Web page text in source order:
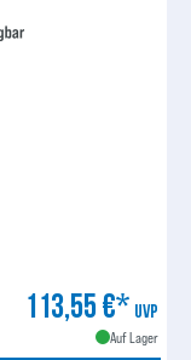
113,55 €* UVP
Auf Lager